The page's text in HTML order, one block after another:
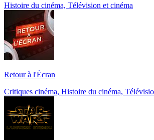
Histoire du cinéma, Télévision et cinéma
Retour à l'Écran
Critiques cinéma, Histoire du cinéma,